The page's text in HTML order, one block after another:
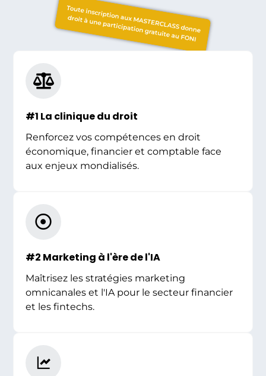
Toute inscription aux MASTERCLASS donne
droit à une participation gratuite au FONI
#1 La clinique du droit
Renforcez vos compétences en droit
économique, financier et comptable face
aux enjeux mondialisés.
#2 Marketing à l'ère de l'IA
Maîtrisez les stratégies marketing
omnicanales et l'IA pour le secteur financier
et les fintechs.